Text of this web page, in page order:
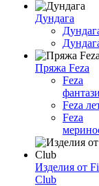
Дундага
Пряжа Feza
Feza
Feza
Feza
Изделия от
Club